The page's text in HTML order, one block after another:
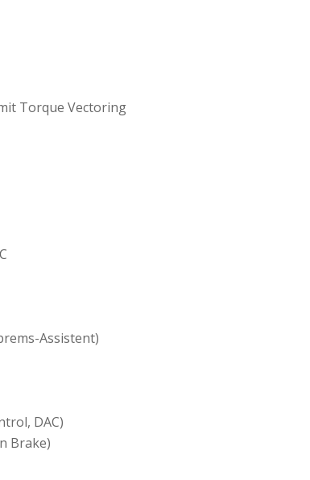
Torque Vectoring
Assistent)
DAC)
Brake)